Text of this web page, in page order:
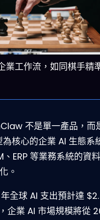
工作流，如同棋手精
不是單一產品，而
核心的企業 AI 生態系
ERP 等業務系統的資
。
全球 AI 支出預計達
企業 AI 市場規模將從